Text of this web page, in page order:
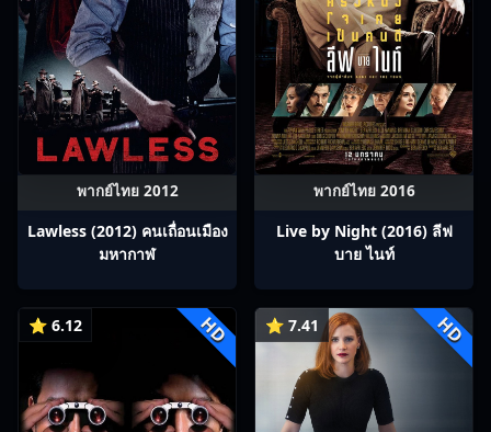
พากย์ไทย 2012
Lawless (2012) คนเถื่อนเมือง
มหากาฬ
พากย์ไทย 2016
Live by Night (2016) ลีฟ
บาย ไนท์
⭐ 6.12 HD ⭐ 7.41 HD